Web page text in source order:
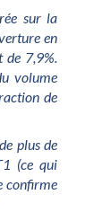
sur la
en
de 7,9%.
volume
de
plus de
(ce qui
confirme